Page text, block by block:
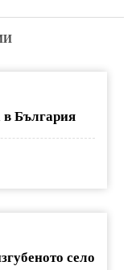
в България
село